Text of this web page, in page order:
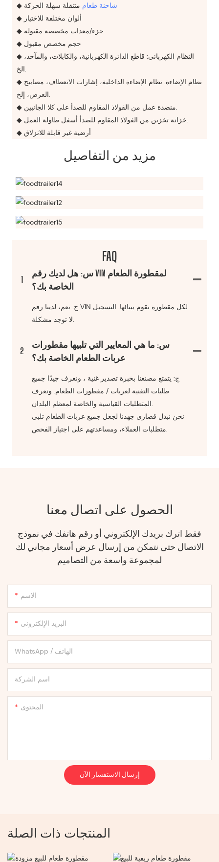
◆
شاحنة طعام متنقلة سهلة الحركة
◆ ألوان مختلفة للاختيار
◆ جزء/معدات مخصصة مقبولة
◆ حجم مخصص مقبول
◆ النظام الكهربائي: قاطع الدائرة الكهربائية، والكابلات، والمآخذ،
الخ.
◆ نظام الإضاءة: نظام الإضاءة الداخلية، إشارات الانعطاف، مصابيح
العرض، إلخ.
◆ منضدة عمل من الفولاذ المقاوم للصدأ على كلا الجانبين.
◆ خزانة تخزين من الفولاذ المقاوم للصدأ أسفل طاولة العمل.
مزيد من التفاصيل
FAQ
1
س: هل لديك رقم VIN لمقطورة الطعام
الخاصة بك؟
ج: نعم، لدينا رقم VIN لكل مقطورة نقوم ببنائها. التسجيل
2
س: ما هي المعايير التي تلبيها مقطورات
عربات الطعام الخاصة بك؟
ج: يتمتع مصنعنا بخبرة تصدير غنية ، ونعرف جيدًا جميع
طلبات التقنية لعربات / مقطورات الطعام. ونعرف
نحن نبذل قصارى جهدنا لجعل جميع عربات الطعام تلبي
الحصول على اتصال معنا
فقط اترك بريدك الإلكتروني أو رقم هاتفك في نموذج
الاتصال حتى نتمكن من إرسال عرض أسعار مجاني لك
لمجموعة واسعة من التصاميم
الاسم
البريد الإلكتروني
WhatsApp / الهاتف
اسم الشركة
المحتوى
إرسال الاستفسار الآن
المنتجات ذات الصلة